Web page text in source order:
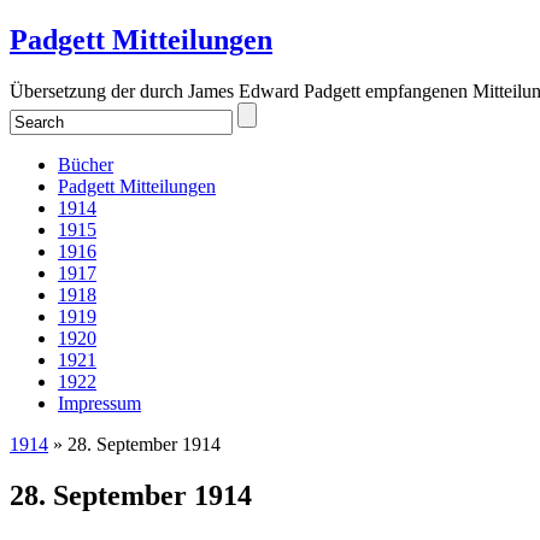
Padgett Mitteilungen
Übersetzung der durch James Edward Padgett empfangenen
Bücher
Padgett Mitteilungen
1914
1915
1916
1917
1918
1919
1920
1921
1922
Impressum
1914 » 28. September 1914
28. September 1914